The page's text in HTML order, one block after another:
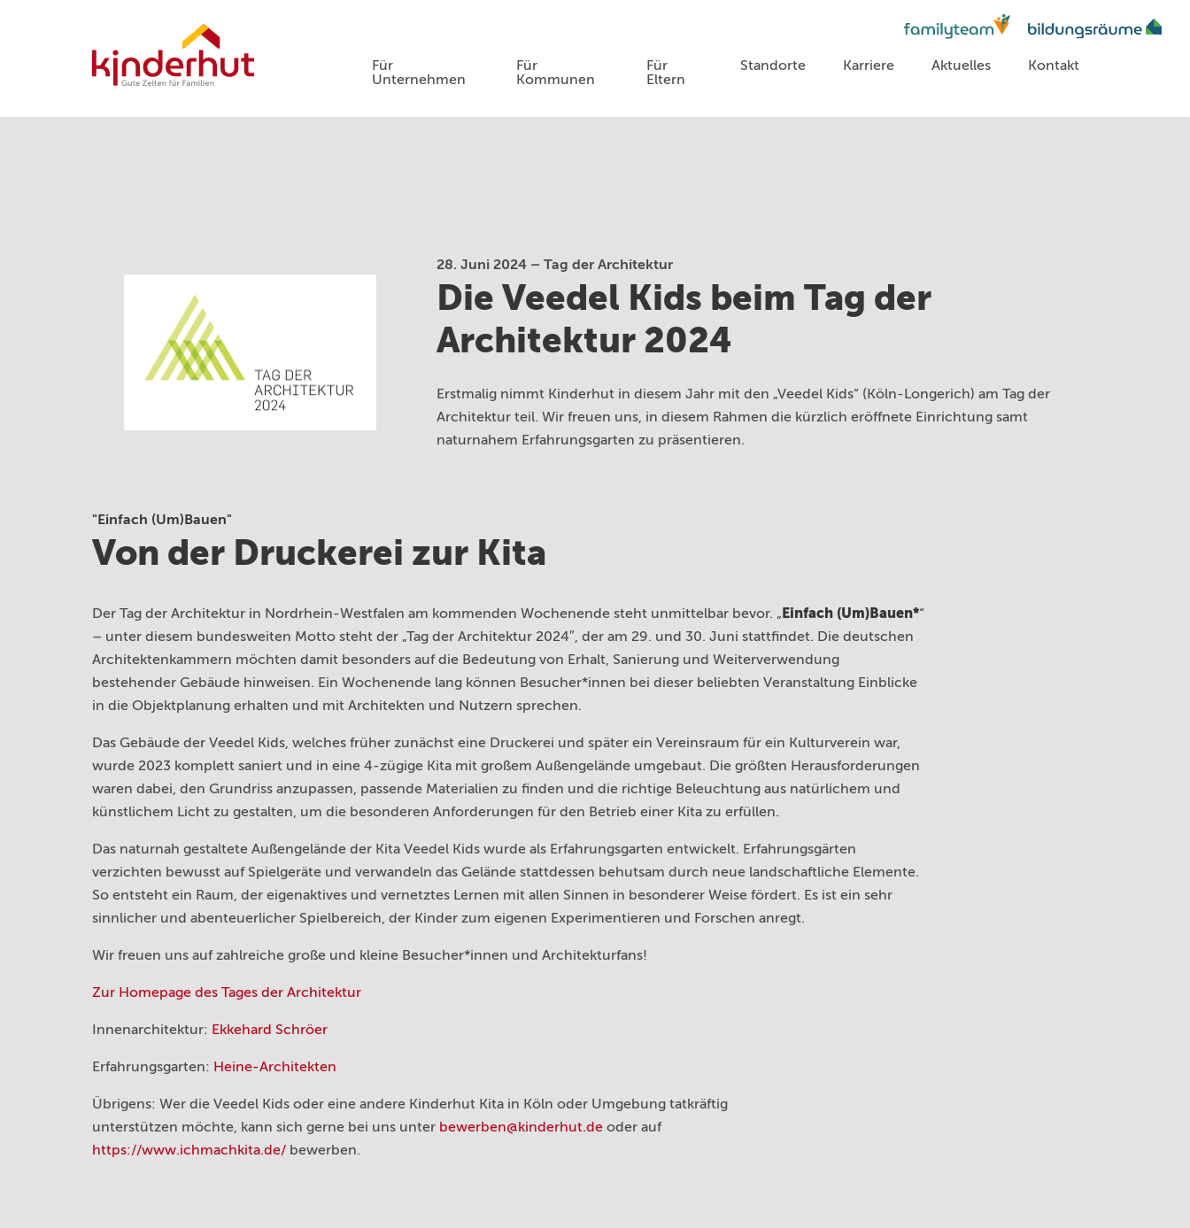
Für
Unternehmen
Für
Kommunen
Für
Eltern
Standorte Karriere Aktuelles Kontakt
28. Juni 2024 – Tag der Architektur
Die Veedel Kids beim Tag der
Architektur 2024
Erstmalig nimmt Kinderhut in diesem Jahr mit den „Veedel Kids“ (Köln-Longerich) am Tag der
Architektur teil. Wir freuen uns, in diesem Rahmen die kürzlich eröffnete Einrichtung samt
naturnahem Erfahrungsgarten zu präsentieren.
"Einfach (Um)Bauen"
Von der Druckerei zur Kita
Der Tag der Architektur in Nordrhein-Westfalen am kommenden Wochenende steht unmittelbar bevor. „Einfach (Um)Bauen*“
– unter diesem bundesweiten Motto steht der „Tag der Architektur 2024″, der am 29. und 30. Juni stattfindet. Die deutschen
Architektenkammern möchten damit besonders auf die Bedeutung von Erhalt, Sanierung und Weiterverwendung
bestehender Gebäude hinweisen. Ein Wochenende lang können Besucher*innen bei dieser beliebten Veranstaltung Einblicke
in die Objektplanung erhalten und mit Architekten und Nutzern sprechen.
Das Gebäude der Veedel Kids, welches früher zunächst eine Druckerei und später ein Vereinsraum für ein Kulturverein war,
wurde 2023 komplett saniert und in eine 4-zügige Kita mit großem Außengelände umgebaut. Die größten Herausforderungen
waren dabei, den Grundriss anzupassen, passende Materialien zu finden und die richtige Beleuchtung aus natürlichem und
künstlichem Licht zu gestalten, um die besonderen Anforderungen für den Betrieb einer Kita zu erfüllen.
Das naturnah gestaltete Außengelände der Kita Veedel Kids wurde als Erfahrungsgarten entwickelt. Erfahrungsgärten
verzichten bewusst auf Spielgeräte und verwandeln das Gelände stattdessen behutsam durch neue landschaftliche Elemente.
So entsteht ein Raum, der eigenaktives und vernetztes Lernen mit allen Sinnen in besonderer Weise fördert. Es ist ein sehr
sinnlicher und abenteuerlicher Spielbereich, der Kinder zum eigenen Experimentieren und Forschen anregt.
Wir freuen uns auf zahlreiche große und kleine Besucher*innen und Architekturfans!
Zur Homepage des Tages der Architektur
Innenarchitektur: Ekkehard Schröer
Erfahrungsgarten: Heine-Architekten
Übrigens: Wer die Veedel Kids oder eine andere Kinderhut Kita in Köln oder Umgebung tatkräftig
unterstützen möchte, kann sich gerne bei uns unter bewerben@kinderhut.de oder auf
https://www.ichmachkita.de/ bewerben.